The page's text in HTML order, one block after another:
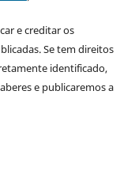
e creditar os
Se tem direitos
identificado,
e publicaremos a